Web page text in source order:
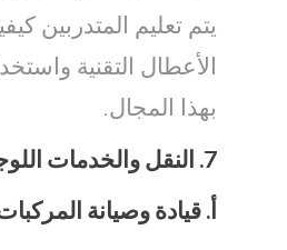
يتم تعليم المتدربين
الأعطال التقنية
بهذا المجال.
7. النقل والخدمات
أ.قيادة وصيانة